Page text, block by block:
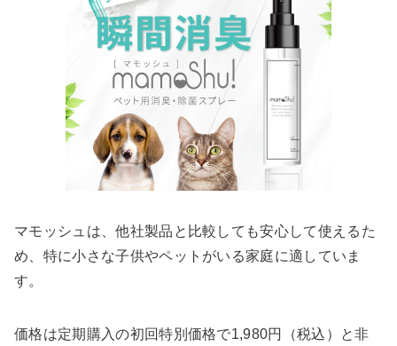
マモッシュは、他社製品と比較しても安心して使えるた
め、特に小さな子供やペットがいる家庭に適していま
す。
価格は定期購入の初回特別価格で1,980円（税込）と非